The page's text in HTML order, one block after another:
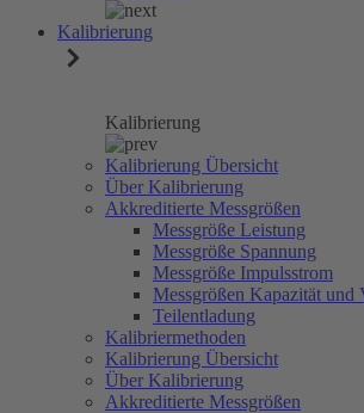
Kalibrierung
Kalibrierung
Kalibrierung Übersicht
Über Kalibrierung
Akkreditierte Messgrößen
Messgröße Leistung
Messgröße Spannung
Messgröße Impulsstrom
Messgrößen Kapazität und
Teilentladung
Kalibriermethoden
Kalibrierung Übersicht
Über Kalibrierung
Akkreditierte Messgrößen